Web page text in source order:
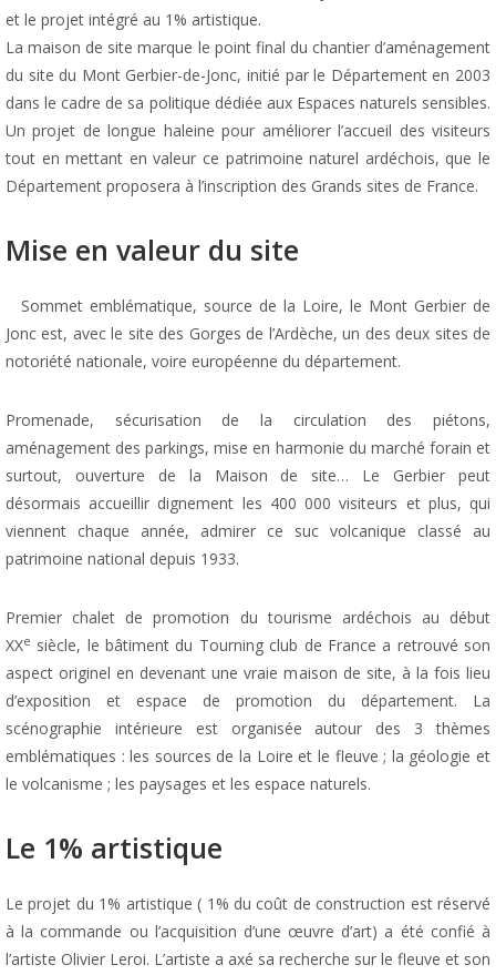
et le projet intégré au 1% artistique.
La maison de site marque le point final du chantier d’aménagement
du site du Mont Gerbier-de-Jonc, initié par le Département en 2003
dans le cadre de sa politique dédiée aux Espaces naturels sensibles.
Un projet de longue haleine pour améliorer l’accueil des visiteurs
tout en mettant en valeur ce patrimoine naturel ardéchois, que le
Département proposera à l’inscription des Grands sites de France.
Mise en valeur du site
Sommet emblématique, source de la Loire, le Mont Gerbier de
Jonc est, avec le site des Gorges de l’Ardèche, un des deux sites de
notoriété nationale, voire européenne du département.
Promenade, sécurisation de la circulation des piétons,
aménagement des parkings, mise en harmonie du marché forain et
surtout, ouverture de la Maison de site… Le Gerbier peut
désormais accueillir dignement les 400 000 visiteurs et plus, qui
viennent chaque année, admirer ce suc volcanique classé au
patrimoine national depuis 1933.
Premier chalet de promotion du tourisme ardéchois au début
XXe siècle, le bâtiment du Tourning club de France a retrouvé son
aspect originel en devenant une vraie maison de site, à la fois lieu
d’exposition et espace de promotion du département. La
scénographie intérieure est organisée autour des 3 thèmes
emblématiques : les sources de la Loire et le fleuve ; la géologie et
le volcanisme ; les paysages et les espace naturels.
Le 1% artistique
Le projet du 1% artistique ( 1% du coût de construction est réservé
à la commande ou l’acquisition d’une œuvre d’art) a été confié à
l’artiste Olivier Leroi. L’artiste a axé sa recherche sur le fleuve et son